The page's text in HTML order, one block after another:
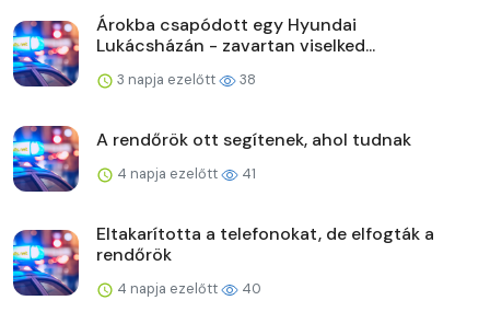
Árokba csapódott egy Hyundai
Lukácsházán - zavartan viselked...
3 napja ezelőtt 38
A rendőrök ott segítenek, ahol tudnak
4 napja ezelőtt 41
Eltakarította a telefonokat, de elfogták a
rendőrök
4 napja ezelőtt 40